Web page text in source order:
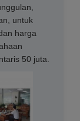
untuk
harga
50 juta.